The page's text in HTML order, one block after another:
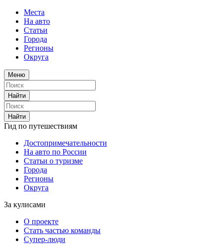
Места
На авто
Статьи
Города
Регионы
Округа
Меню
Найти
Найти
Гид по путешествиям
Достопримечательности
На авто по России
Статьи о туризме
Города
Регионы
Округа
За кулисами
О проекте
Стать частью команды
Супер-люди